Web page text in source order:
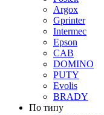
Argox
Gprinter
Intermec
Epson
CAB
DOMINO
PUTY
Evolis
BRADY
По типу